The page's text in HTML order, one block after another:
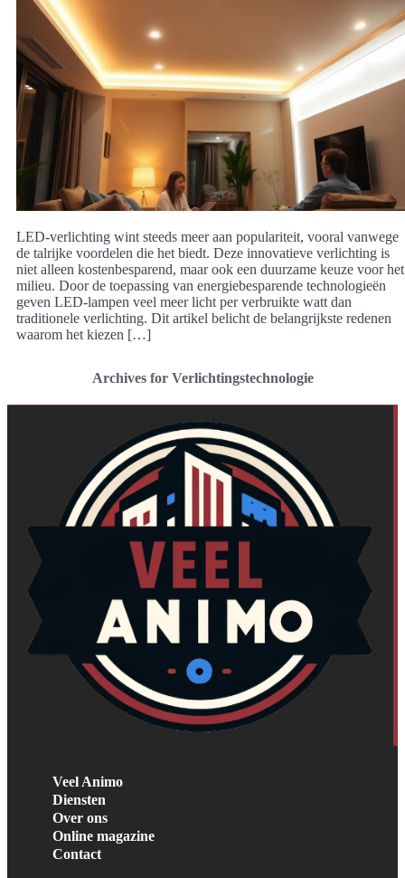
LED-verlichting wint steeds meer aan populariteit, vooral vanwege
de talrijke voordelen die het biedt. Deze innovatieve verlichting is
niet alleen kostenbesparend, maar ook een duurzame keuze voor het
milieu. Door de toepassing van energiebesparende technologieën
geven LED-lampen veel meer licht per verbruikte watt dan
traditionele verlichting. Dit artikel belicht de belangrijkste redenen
waarom het kiezen […]
Archives for Verlichtingstechnologie
Veel Animo
Diensten
Over ons
Online magazine
Contact